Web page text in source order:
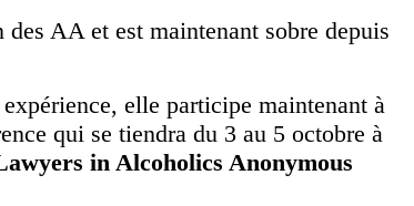
AA et est maintenant sobre depuis
elle participe maintenant à
qui se tiendra du 3 au 5 octobre à
in Alcoholics Anonymous